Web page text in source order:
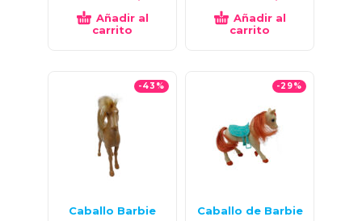
Añadir al
carrito
Añadir al
carrito
-43%
Caballo Barbie
-29%
Caballo de Barbie